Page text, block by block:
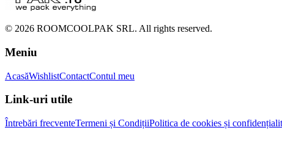
© 2026 ROOMCOOLPAK SRL. All rights reserved.
Meniu
AcasăWishlistContactContul meu
Link-uri utile
Întrebări frecventeTermeni și CondițiiPolitica de cookies și